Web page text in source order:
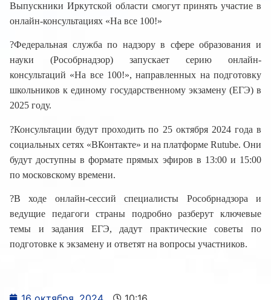
Выпускники Иркутской области смогут принять участие в
онлайн-консультациях «На все 100!»
?Федеральная служба по надзору в сфере образования и
науки (Рособрнадзор) запускает серию онлайн-
консультаций «На все 100!», направленных на подготовку
школьников к единому государственному экзамену (ЕГЭ) в
2025 году.
?Консультации будут проходить по 25 октября 2024 года в
социальных сетях «ВКонтакте» и на платформе Rutube. Они
будут доступны в формате прямых эфиров в 13:00 и 15:00
по московскому времени.
?В ходе онлайн-сессий специалисты Рособрнадзора и
ведущие педагоги страны подробно разберут ключевые
темы и задания ЕГЭ, дадут практические советы по
подготовке к экзамену и ответят на вопросы участников.